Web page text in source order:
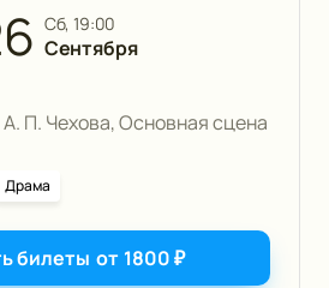
сб, 19:00
Сентября
П. Чехова, Основная сцена
Драма
билеты от 1800₽